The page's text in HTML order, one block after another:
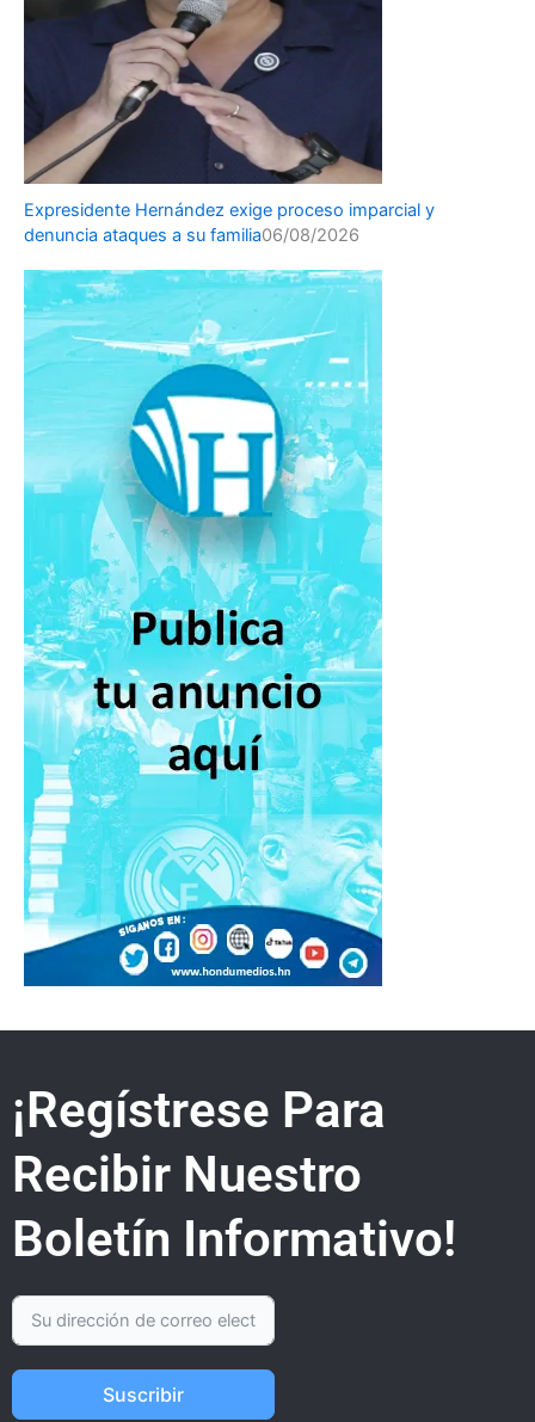
Expresidente Hernández exige proceso imparcial y
denuncia ataques a su familia06/08/2026
¡Regístrese Para
Recibir Nuestro
Boletín Informativo!
Suscribir